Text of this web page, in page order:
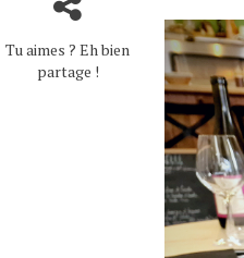
Tu aimes ? Eh bien
partage !